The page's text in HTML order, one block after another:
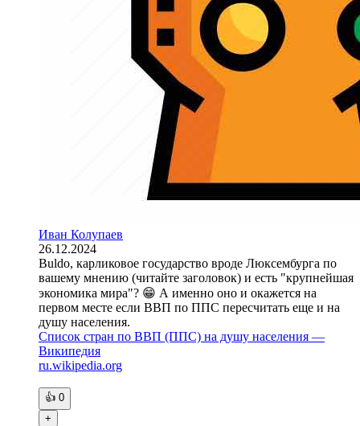
Иван Колупаев
26.12.2024
Buldo, карликовое государство вроде Люксембурга по
вашему мнению (читайте заголовок) и есть "крупнейшая
экономика мира"? 😁 А именно оно и окажется на
первом месте если ВВП по ППС пересчитать еще и на
душу населения.
Список стран по ВВП (ППС) на душу населения —
Википедия
ru.wikipedia.org
👍 0
+